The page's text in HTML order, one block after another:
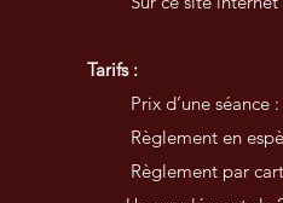
Tarifs :
Prix d’une séance :
Règlement en
Règlement par carte